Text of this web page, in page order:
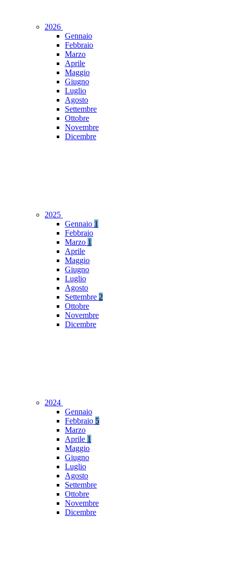
2026
Gennaio
Febbraio
Marzo
Aprile
Maggio
Giugno
Luglio
Agosto
Settembre
Ottobre
Novembre
Dicembre
2025
Gennaio 1
Febbraio
Marzo 1
Aprile
Maggio
Giugno
Luglio
Agosto
Settembre 2
Ottobre
Novembre
Dicembre
2024
Gennaio
Febbraio 5
Marzo
Aprile 1
Maggio
Giugno
Luglio
Agosto
Settembre
Ottobre
Novembre
Dicembre